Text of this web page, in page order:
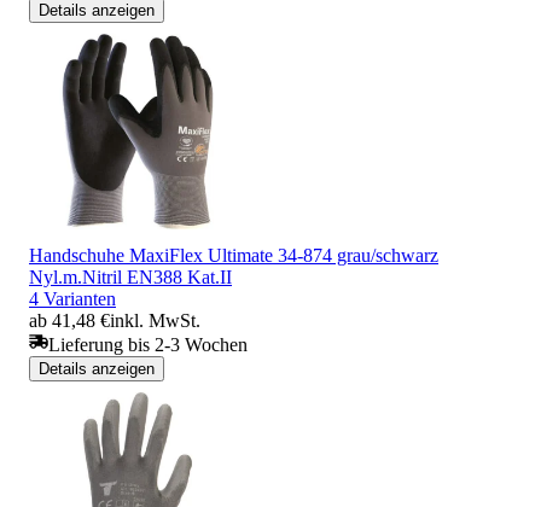
Details anzeigen
Handschuhe MaxiFlex Ultimate 34-874 grau/schwarz
Nyl.m.Nitril EN388 Kat.II
4 Varianten
ab 41,48 €inkl. MwSt.
Lieferung bis 2-3 Wochen
Details anzeigen